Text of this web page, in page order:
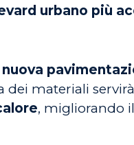
urbano più
nuova
dei materiali
, migliorando